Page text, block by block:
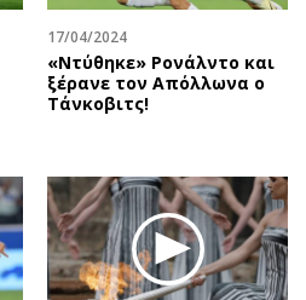
Ταξίδια
Συνταγές
Έξοδος
Media
Wine routes
Podcasts
Uncut
Προσφορές
17/04/2024
«Ντύθηκε» Ρονάλντο και
ξέρανε τον Απόλλωνα ο
Τάνκοβιτς!